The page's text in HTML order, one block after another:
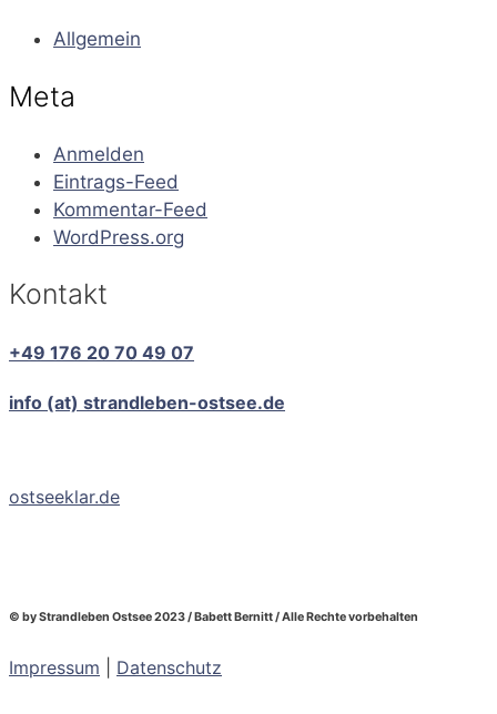
Allgemein
Meta
Anmelden
Eintrags-Feed
Kommentar-Feed
WordPress.org
Kontakt
+49 176 20 70 49 07
info (at) strandleben-ostsee.de
ostseeklar.de
© by Strandleben Ostsee 2023 / Babett Bernitt / Alle Rechte vorbehalten
Impressum Datenschutz